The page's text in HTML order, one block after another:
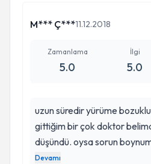
M*** Ç***11.12.2018
Zamanlama
5.0
İlgi
5.0
uzun süredir yürüme
gittiğim bir çok doktor
düşündü. oysa sorun
oldukça ilerlemesiymiş. Allah
Devamı